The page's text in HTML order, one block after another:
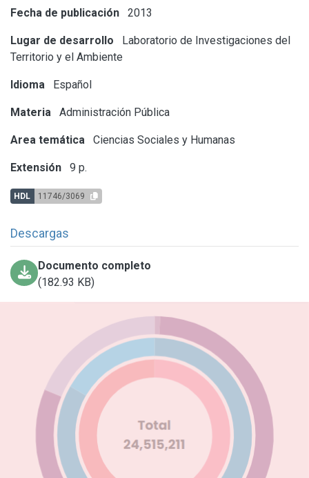
Fecha de publicación 2013
Lugar de desarrollo
Laboratorio de Investigaciones del
Territorio y el Ambiente
Idioma Español
Materia Administración Pública
Area temática Ciencias Sociales y Humanas
Extensión 9 p.
HDL 11746/3069
Descargas
Documento completo
(182.93 KB)